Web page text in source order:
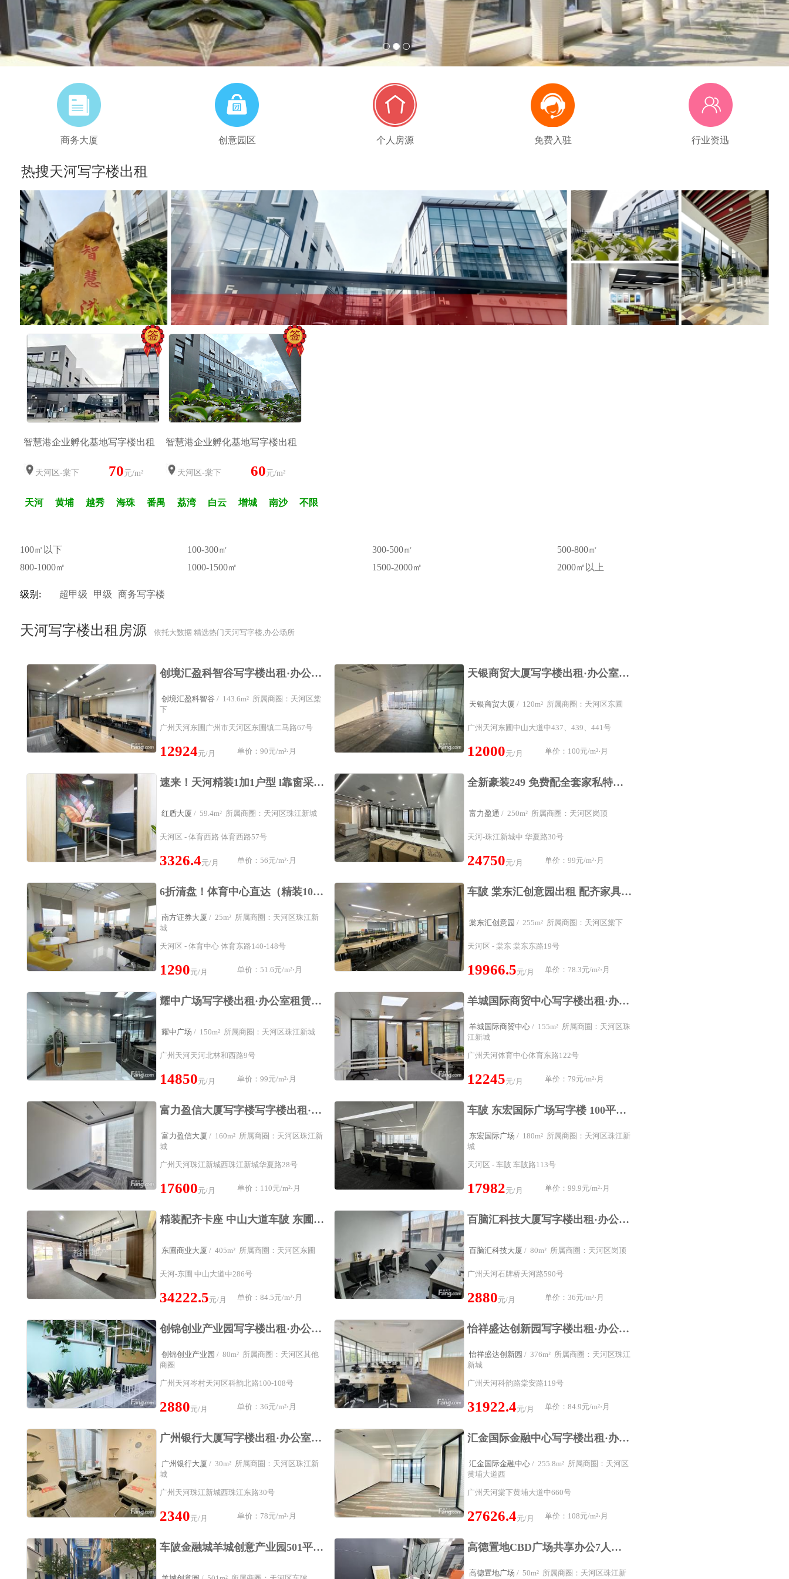
1 2 3
商务大厦 创意园区 个人房源 免费入驻 行业资迅
热搜天河写字楼出租
智慧港企业孵化基地写字楼出租
天河区-棠下 70元/m²
智慧港企业孵化基地写字楼出租
天河区-棠下 60元/m²
天河 黄埔 越秀 海珠 番禺 荔湾 白云 增城 南沙 不限
100㎡以下 100-300㎡ 300-500㎡
500-800㎡
800-1000㎡
1000-1500㎡ 1500-2000㎡ 2000㎡以上
级别: 超甲级 甲级 商务写字楼
天河写字楼出租房源 依托大数据 精选热门天河写字楼,办公场所
创境汇盈科智谷写字楼出租·办公室租赁天河车陂棠东双BRT直到143平3加1格局免费家私
创境汇盈科智谷 / 143.6m² 所属商圈：天河区棠
下
广州天河东圃广州市天河区东圃镇二马路67号
12924元/月 单价：90元/m²⋅月
天银商贸大厦写字楼出租·办公室租赁按需求配卡座 使用率高天河东圃高端写字楼 天银大厦 免中介费
天银商贸大厦 / 120m² 所属商圈：天河区东圃
广州天河东圃中山大道中437、439、441号
12000元/月 单价：100元/m²⋅月
速来！天河精装1加1户型 l靠窗采光好！个人工作室 送免租期,广州天河写字楼出租
红盾大厦 / 59.4m² 所属商圈：天河区珠江新城
天河区 - 体育西路 体育西路57号
3326.4元/月 单价：56元/m²⋅月
全新豪装249 免费配全套家私特价99,广州天河珠写字楼出租
富力盈通 / 250m² 所属商圈：天河区岗顶
天河-珠江新城中 华夏路30号
24750元/月 单价：99元/m²⋅月
6折清盘！体育中心直达（精装10至80方）低至500起，实惠,广州天河体育中心南方证券大厦写字楼出租
南方证券大厦 / 25m² 所属商圈：天河区珠江新
城
天河区 - 体育中心 体育东路140-148号
1290元/月 单价：51.6元/m²⋅月
车陂 棠东汇创意园出租 配齐家具 游戏直播聚集地 特价出租,广州天河棠东中盛棠东汇写字楼出租
棠东汇创意园 / 255m² 所属商圈：天河区棠下
天河区 - 棠东 棠东东路19号
19966.5元/月 单价：78.3元/m²⋅月
耀中广场写字楼出租·办公室租赁林和西地铁A出口|距离地铁50米|耀中广场|租金实惠
耀中广场 / 150m² 所属商圈：天河区珠江新城
广州天河天河北林和西路9号
14850元/月 单价：99元/m²⋅月
羊城国际商贸中心写字楼出租·办公室租赁地铁上盖羊城国际商贸中心|仅租79元全新装修|已配家具随时看
羊城国际商贸中心 / 155m² 所属商圈：天河区珠
江新城
广州天河体育中心体育东路122号
12245元/月 单价：79元/m²⋅月
富力盈信大厦写字楼写字楼出租·办公室租赁珠江新城|富力盈信高区视野采光好！160平仅租110元！
富力盈信大厦 / 160m² 所属商圈：天河区珠江新
城
广州天河珠江新城西珠江新城华夏路28号
17600元/月 单价：110元/m²⋅月
车陂 东宏国际广场写字楼 100平方至300平方 物业直租高
东宏国际广场 / 180m² 所属商圈：天河区珠江新
城
天河区 - 车陂 车陂路113号
17982元/月 单价：99.9元/m²⋅月
精装配齐卡座 中山大道车陂 东圃商业写字楼 交通便利配套齐全
东圃商业大厦 / 405m² 所属商圈：天河区东圃
天河-东圃 中山大道中286号
34222.5元/月 单价：84.5元/m²⋅月
百脑汇科技大厦写字楼出租·办公室租赁太古汇对面｜月底新店开业｜送免租，送折扣20一160办公室
百脑汇科技大厦 / 80m² 所属商圈：天河区岗顶
广州天河石牌桥天河路590号
2880元/月 单价：36元/m²⋅月
创锦创业产业园写字楼出租·办公室租赁天河最底价的办公室，精装修小型办公室（10-80平）拎包入住
创锦创业产业园 / 80m² 所属商圈：天河区其他
商圈
广州天河岑村天河区科韵北路100-108号
2880元/月 单价：36元/m²⋅月
怡祥盛达创新园写字楼出租·办公室租赁科韵路全新精装创意园 业主直租 棠下元创社区 巴士接驳 拎包
怡祥盛达创新园 / 376m² 所属商圈：天河区珠江
新城
广州天河科韵路棠安路119号
31922.4元/月 单价：84.9元/m²⋅月
广州银行大厦写字楼出租·办公室租赁珠江新城3号线丨10到80平小面积创业办公室丨靠窗5折出租
广州银行大厦 / 30m² 所属商圈：天河区珠江新
城
广州天河珠江新城西珠江东路30号
2340元/月 单价：78元/m²⋅月
汇金国际金融中心写字楼出租·办公室租赁5号线科韵路站 汇金国际金融中心 全新精装修 3+1间隔
汇金国际金融中心 / 255.8m² 所属商圈：天河区
黄埔大道西
广州天河棠下黄埔大道中660号
27626.4元/月 单价：108元/m²⋅月
车陂金融城羊城创意产业园501平方精装修拎包入驻 高德置地CBD广场共享办公7人间办公室双面采光
高德置地广场 / 50m² 所属商圈：天河区珠江新